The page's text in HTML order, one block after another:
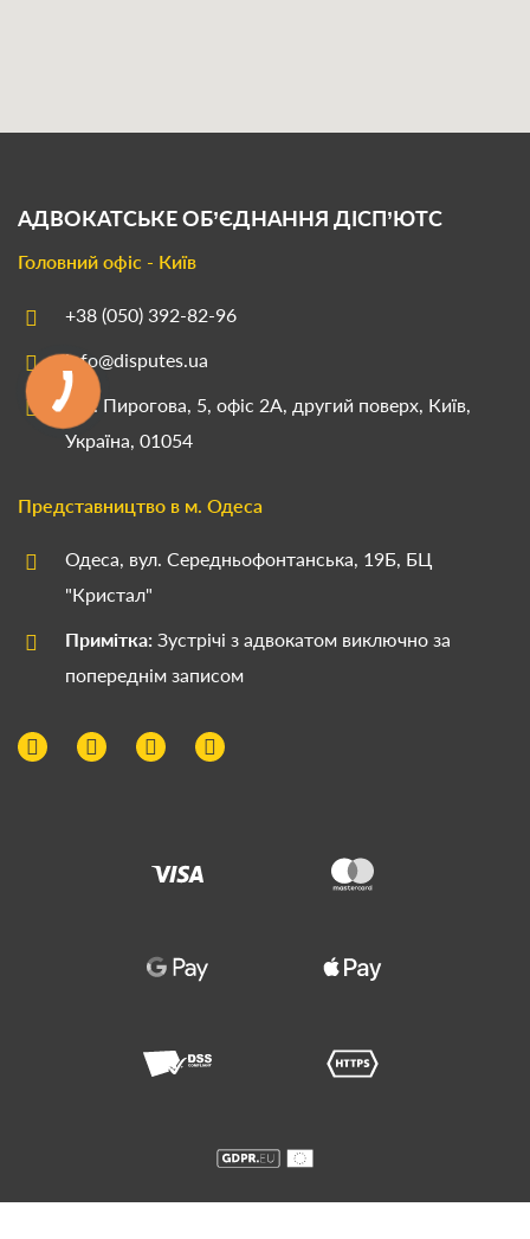
АДВОКАТСЬКЕ ОБ’ЄДНАННЯ ДІСП’ЮТС
Головний офіс - Київ
+38 (050) 392-82-96
info@disputes.ua
вул. Пирогова, 5, офіс 2А, другий поверх, Київ,
Україна, 01054
Представництво в м. Одеса
Одеса, вул. Середньофонтанська, 19Б, БЦ
"Кристал"
Примітка: Зустрічі з адвокатом виключно за
попереднім записом